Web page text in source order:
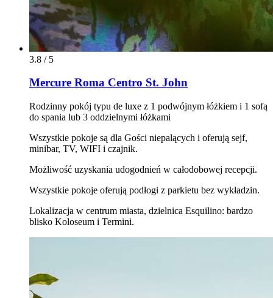
3.8 / 5
Mercure Roma Centro St. John
Rodzinny pokój typu de luxe z 1 podwójnym łóżkiem i 1 sofą
do spania lub 3 oddzielnymi łóżkami
Wszystkie pokoje są dla Gości niepalących i oferują sejf,
minibar, TV, WIFI i czajnik.
Możliwość uzyskania udogodnień w całodobowej recepcji.
Wszystkie pokoje oferują podłogi z parkietu bez wykładzin.
Lokalizacja w centrum miasta, dzielnica Esquilino: bardzo
blisko Koloseum i Termini.